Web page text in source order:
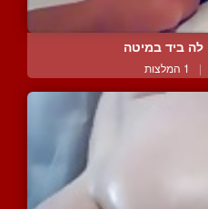
ביד במיטה
| 1 המלצות